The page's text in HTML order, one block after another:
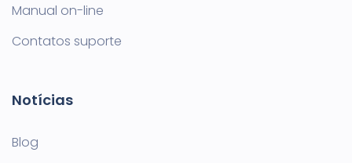
Manual on-line
Contatos suporte
Notícias
Blog